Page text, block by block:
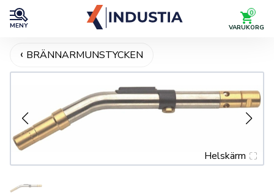
MENY
0
VARUKORG
BRÄNNARMUNSTYCKEN
Helskärm